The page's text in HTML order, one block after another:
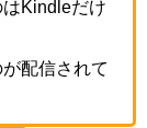
Kindleだけ
配信されて